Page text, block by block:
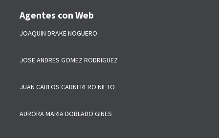
Agentes con Web
JOAQUIN DRAKE NOGUERO
JOSE ANDRES GOMEZ RODRIGUEZ
JUAN CARLOS CARNERERO NIETO
AURORA MARIA DOBLADO GINES